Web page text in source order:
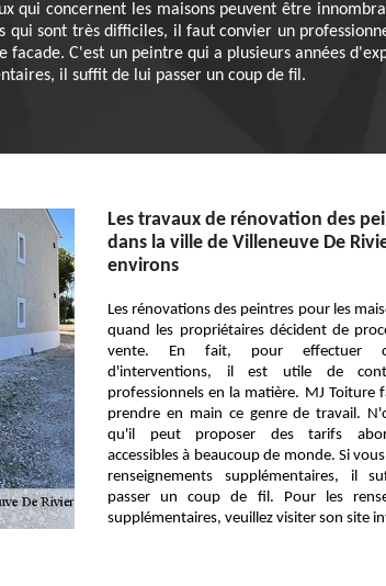
qui concernent les maisons peuvent être
qui sont très difficiles, il faut convier un
facade. C'est un peintre qui a plusieurs années
il suffit de lui passer un coup de fil.
Les travaux de rénovation des
dans la ville de Villeneuve De
environs
Les rénovations des peintres pour les
quand les propriétaires décident de
vente. En fait, pour effectuer
d'interventions, il est utile de
professionnels en la matière. MJ Toiture
prendre en main ce genre de travail.
qu'il peut proposer des tarifs
accessibles à beaucoup de monde. Si
renseignements supplémentaires, il
passer un coup de fil. Pour les
supplémentaires, veuillez visiter son site